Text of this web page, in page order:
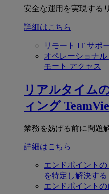
安全な運用を実現する
詳細はこちら
リモート IT サポ
オペレーショナ
モート アクセス
リアルタイム
ィング
業務を妨げる前に問題
詳細はこちら
エンドポイント
を特定し解決する
エンドポイントの